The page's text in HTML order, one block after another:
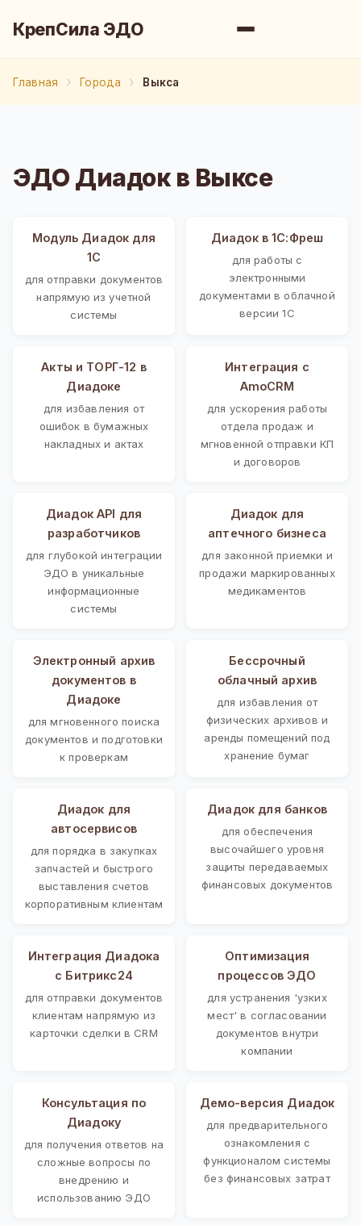
КрепСила ЭДО
Главная Города Выкса
ЭДО Диадок в Выксе
Модуль Диадок для
1С
для отправки документов
напрямую из учетной
системы
Диадок в 1С:Фреш
для работы с
электронными
документами в облачной
версии 1С
Акты и ТОРГ-12 в
Диадоке
для избавления от
ошибок в бумажных
накладных и актах
Интеграция с
AmoCRM
для ускорения работы
отдела продаж и
мгновенной отправки КП
и договоров
Диадок API для
разработчиков
для глубокой интеграции
ЭДО в уникальные
информационные
системы
Диадок для
аптечного бизнеса
для законной приемки и
продажи маркированных
медикаментов
Электронный архив
документов в
Диадоке
для мгновенного поиска
документов и подготовки
к проверкам
Бессрочный
облачный архив
для избавления от
физических архивов и
аренды помещений под
хранение бумаг
Диадок для
автосервисов
для порядка в закупках
запчастей и быстрого
выставления счетов
корпоративным клиентам
Диадок для банков
для обеспечения
высочайшего уровня
защиты передаваемых
финансовых документов
Интеграция Диадока
с Битрикс24
для отправки документов
клиентам напрямую из
карточки сделки в CRM
Оптимизация
процессов ЭДО
для устранения 'узких
мест' в согласовании
документов внутри
компании
Консультация по
Диадоку
для получения ответов на
сложные вопросы по
внедрению и
использованию ЭДО
Демо-версия Диадок
для предварительного
ознакомления с
функционалом системы
без финансовых затрат